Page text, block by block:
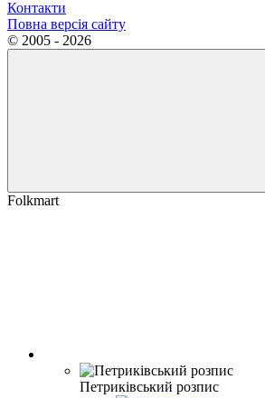
Контакти
Повна версія сайту
© 2005 - 2026
Folkmart
Петриківський розпис